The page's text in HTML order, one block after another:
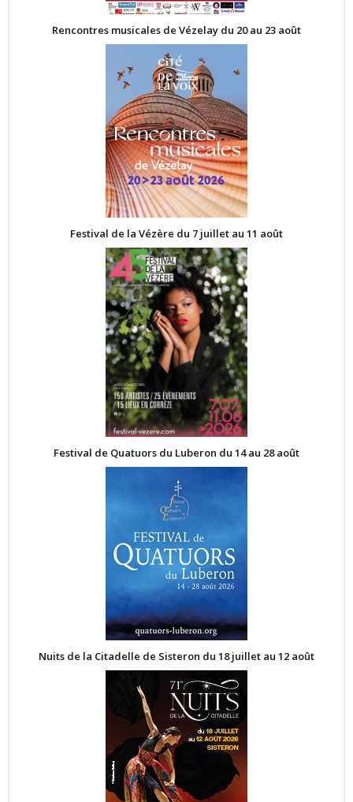
Rencontres musicales de Vézelay du 20 au 23 août
Festival de la Vézère du 7 juillet au 11 août
Festival de Quatuors du Luberon du 14 au 28 août
Nuits de la Citadelle de Sisteron du 18 juillet au 12 août